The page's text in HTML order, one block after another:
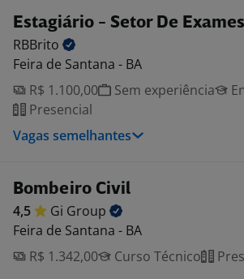
Estagiário - Setor De Exames
RBBrito
Feira de Santana - BA
R$ 1.100,00
Sem experiência
Presencial
Vagas semelhantes
Bombeiro Civil
4,5 Gi Group
Feira de Santana - BA
R$ 1.342,00
Curso Técnico